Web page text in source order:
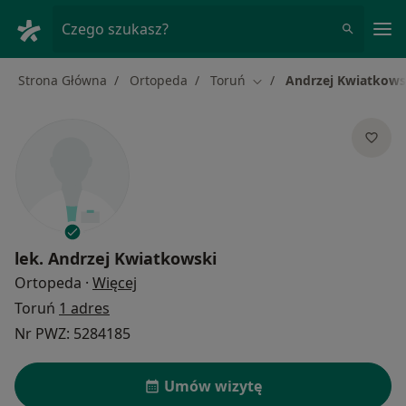
Czego szukasz?
Strona Główna Ortopeda Toruń Zmień miasto
Andrzej
lek. Andrzej Kwiatkowski
Ortopeda · Więcej
Toruń 1 adres
Nr PWZ: 5284185
Umów wizytę